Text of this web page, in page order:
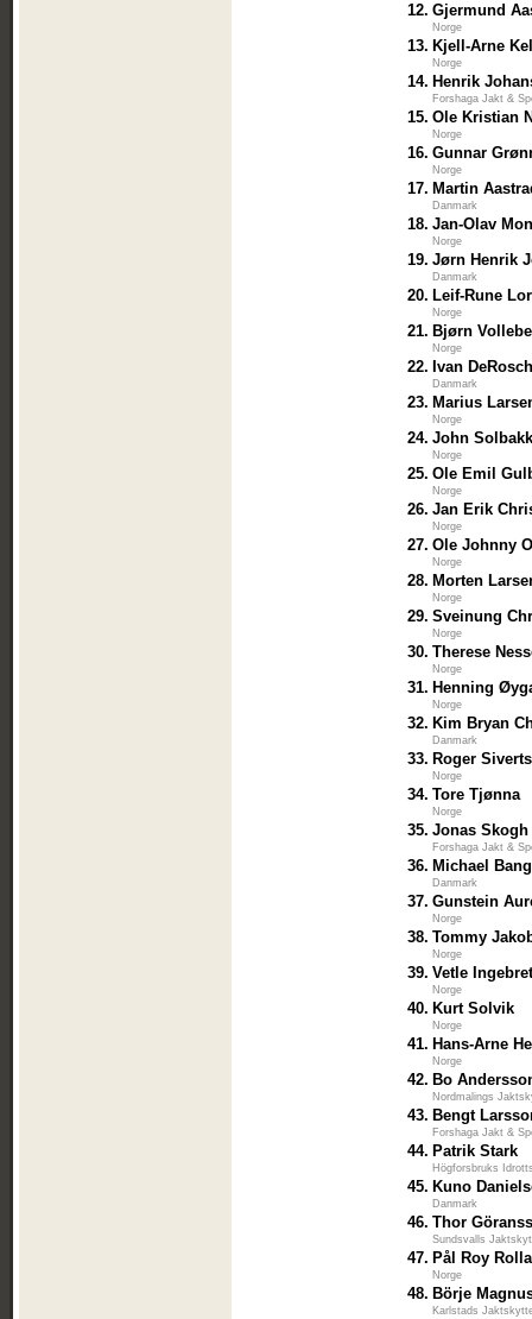
12. Gjermund
Norge
13. Kjell-Arne
Norge
14. Henrik
Forshaga Jakt &
15. Ole Kristian
Norge
16. Gunnar
Norge
17. Martin
Danmark
18. Jan-Olav
Norge
19. Jørn Henrik
Danmark
20. Leif-Rune
Norge
21. Bjørn
Norge
22. Ivan
Danmark
23. Marius
Norge
24. John
Norge
25. Ole Emil
Norge
26. Jan Erik
Norge
27. Ole Johnny
Norge
28. Morten
Norge
29. Sveinung
Norge
30. Therese
Norge
31. Henning
Norge
32. Kim Bryan
Danmark
33. Roger
Norge
34. Tore Tjønna
Norge
35. Jonas Skogh
Forshaga Jakt &
36. Michael
Danmark
37. Gunstein
Norge
38. Tommy
Norge
39. Vetle
Norge
40. Kurt Solvik
Norge
41. Hans-Arne
Norge
42. Bo
Nordmalings
43. Bengt
Forshaga Jakt &
44. Patrik Stark
Högforsbruks
45. Kuno
Danmark
46. Thor
Sundsvalls
47. Pål Roy
Norge
48. Börje
Karlstads